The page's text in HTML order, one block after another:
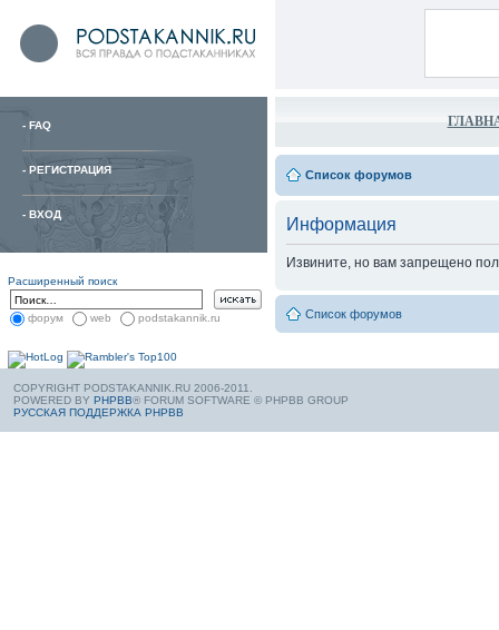
- FAQ
- РЕГИСТРАЦИЯ
- ВХОД
Расширенный поиск
форум web podstakannik.ru
Список форумов
Информация
Извините, но вам запрещено
Список форумов
COPYRIGHT PODSTAKANNIK.RU 2006-2011.
POWERED BY PHPBB® FORUM SOFTWARE © PHPBB GROUP
РУССКАЯ ПОДДЕРЖКА PHPBB